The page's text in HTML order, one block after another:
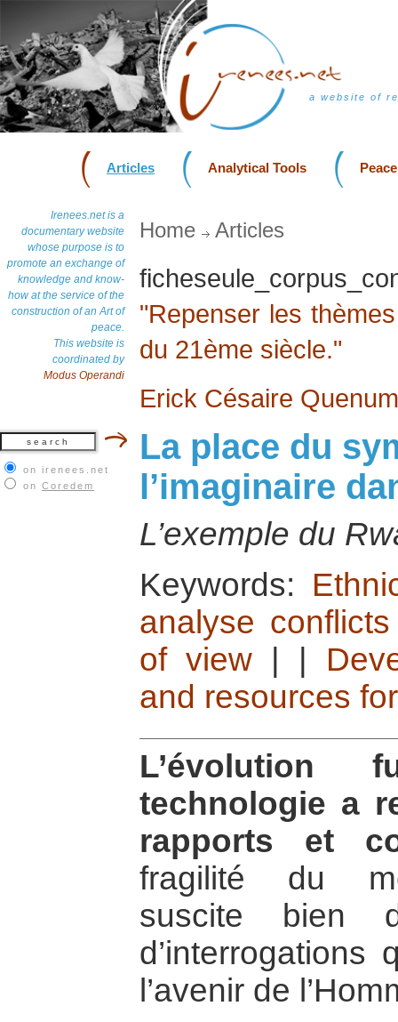
a website of
Articles Analytical Tools
Irenees.net is a
documentary website
whose purpose is to
promote an exchange of
knowledge and know-
how at the service of the
construction of an Art of
peace.
This website is
coordinated by
Modus Operandi
on irenees.net
on Coredem
Home Articles
"Repenser les
du 21ème siècle."
Erick Césaire Quenum
La place du
l’imaginaire
L’exemple du
Keywords:
analyse
of view
and resources
L’évolution
technologie a
rapports et
fragilité du
suscite bien
l’avenir de